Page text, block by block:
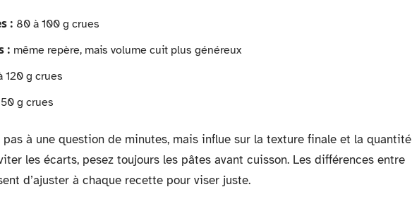
: 80 à 100 g crues
: même repère, mais volume cuit plus généreux
120 g crues
g crues
à une question de minutes, mais influe sur la texture finale et la quantité
les écarts, pesez toujours les pâtes avant cuisson. Les différences entre
d’ajuster à chaque recette pour viser juste.